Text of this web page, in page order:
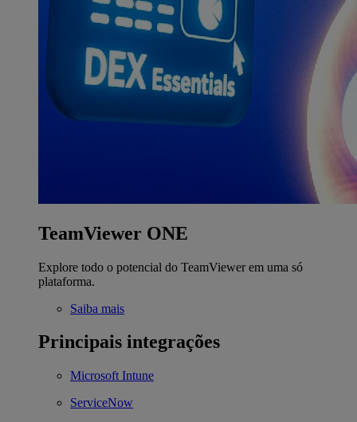
TeamViewer ONE
Explore todo o potencial do TeamViewer em uma só
plataforma.
Saiba mais
Principais integrações
Microsoft Intune
ServiceNow